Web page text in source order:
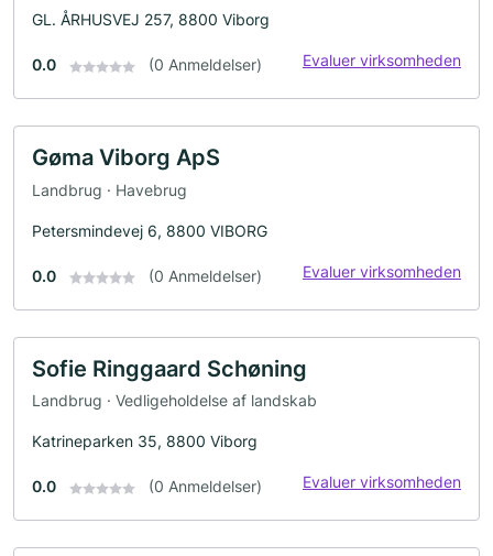
GL. ÅRHUSVEJ 257, 8800 Viborg
0.0 (0 Anmeldelser) Evaluer virksomheden
Gøma Viborg ApS
Landbrug · Havebrug
Petersmindevej 6, 8800 VIBORG
0.0 (0 Anmeldelser) Evaluer virksomheden
Sofie Ringgaard Schøning
Landbrug · Vedligeholdelse af landskab
Katrineparken 35, 8800 Viborg
0.0 (0 Anmeldelser) Evaluer virksomheden